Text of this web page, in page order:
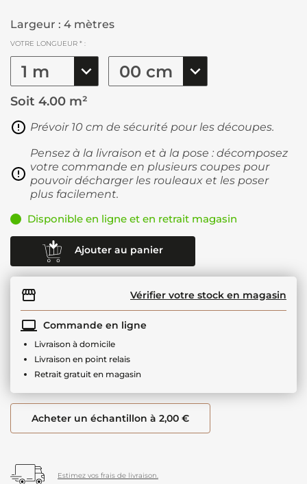
Largeur : 4 mètres
VOTRE LONGUEUR * :
Soit 4.00 m²
Prévoir 10 cm de sécurité pour les découpes.
Pensez à la livraison et à la pose : décomposez
votre commande en plusieurs coupes pour
pouvoir décharger les rouleaux et les poser
plus facilement.
Disponible en ligne et en retrait magasin
Ajouter au panier
Vérifier votre stock en magasin
Commande en ligne
Livraison à domicile
Livraison en point relais
Retrait gratuit en magasin
Acheter un échantillon à 2,00 €
Estimez vos frais de livraison.